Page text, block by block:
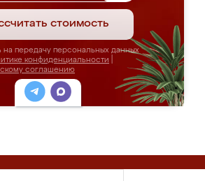
стоимость
передачу персональных данных
конфиденциальности
соглашению